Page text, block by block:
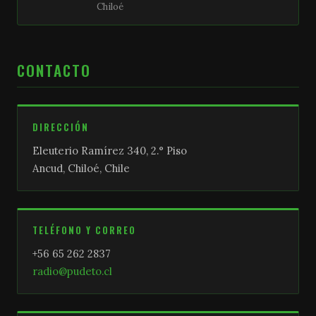
Chiloé
CONTACTO
DIRECCIÓN
Eleuterio Ramírez 340, 2.° Piso
Ancud, Chiloé, Chile
TELÉFONO Y CORREO
+56 65 262 2837
radio@pudeto.cl